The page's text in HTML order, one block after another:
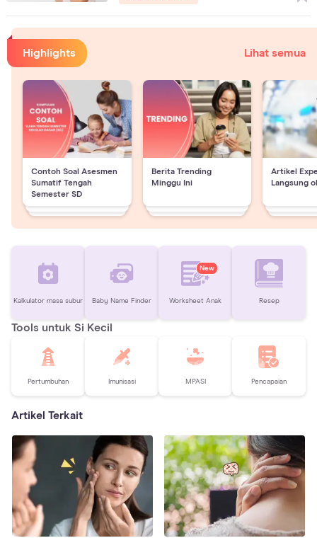
Highlights Lihat semua
Contoh Soal Asesmen
Sumatif Tengah
Semester SD
Berita Trending
Minggu Ini
Artikel
Langsung
Kalkulator masa subur Baby Name Finder
New
Worksheet Anak Resep
Tools untuk Si Kecil
Pertumbuhan Imunisasi MPASI Pencapaian
Artikel Terkait